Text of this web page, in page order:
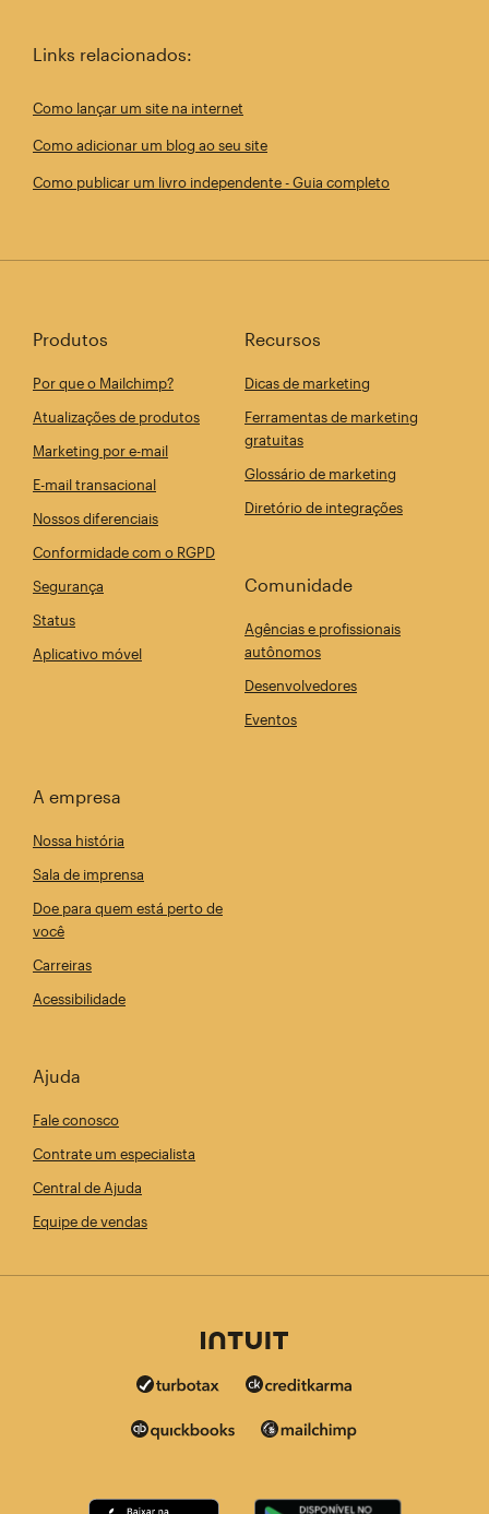
Links relacionados:
Como lançar um site na internet
Como adicionar um blog ao seu site
Como publicar um livro independente - Guia completo
Produtos
Por que o Mailchimp?
Atualizações de produtos
Marketing por e-mail
E-mail transacional
Nossos diferenciais
Conformidade com o RGPD
Segurança
Status
Aplicativo móvel
Recursos
Dicas de marketing
Ferramentas de marketing
gratuitas
Glossário de marketing
Diretório de integrações
Comunidade
Agências e profissionais
autônomos
Desenvolvedores
Eventos
A empresa
Nossa história
Sala de imprensa
Doe para quem está perto de
você
Carreiras
Acessibilidade
Ajuda
Fale conosco
Contrate um especialista
Central de Ajuda
Equipe de vendas